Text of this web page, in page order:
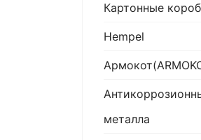
Картонные
Hempel
металла